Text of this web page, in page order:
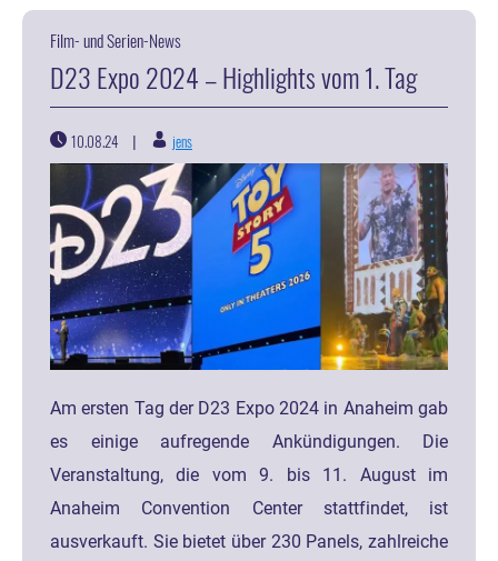
Film- und Serien-News
D23 Expo 2024 – Highlights vom 1. Tag
10.08.24 | jens
Am ersten Tag der D23 Expo 2024 in Anaheim gab
es einige aufregende Ankündigungen. Die
Veranstaltung, die vom 9. bis 11. August im
Anaheim Convention Center stattfindet, ist
ausverkauft. Sie bietet über 230 Panels, zahlreiche